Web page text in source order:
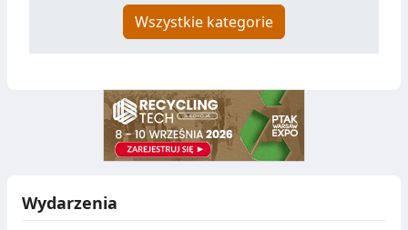
Wszystkie kategorie
Wydarzenia